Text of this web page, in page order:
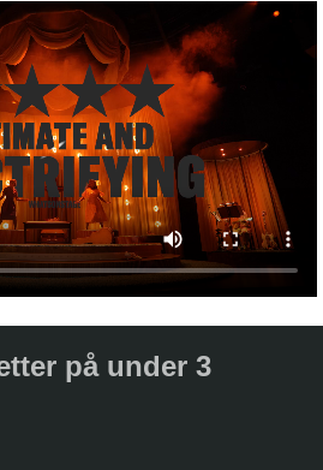
på under 3